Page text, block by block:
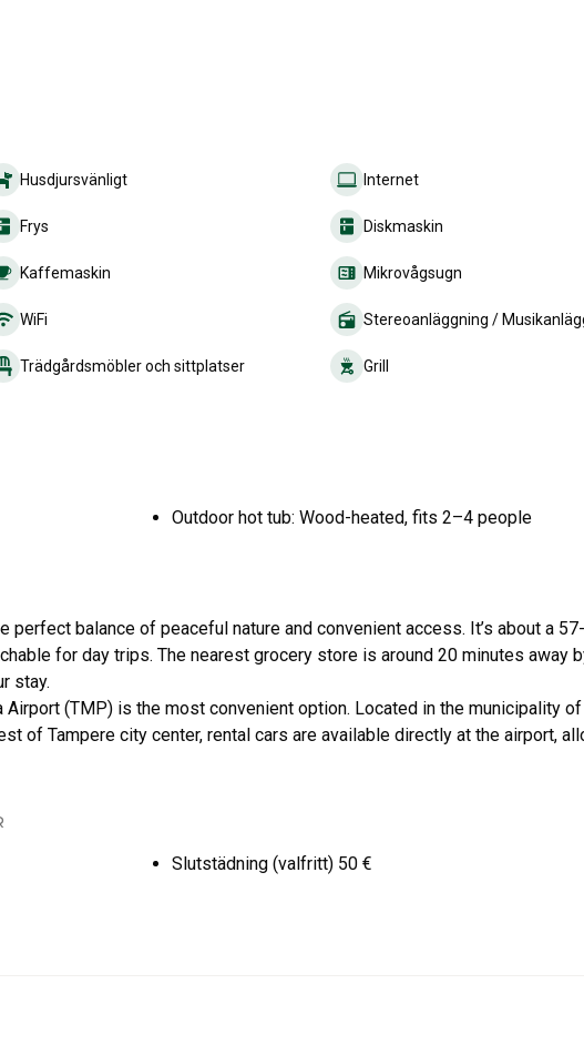
Husdjursvänligt Internet
Frys Diskmaskin
Kaffemaskin Mikrovågsugn
WiFi Stereoanläggning /
Trädgårdsmöbler och sittplatser Grill
Outdoor hot tub: Wood-heated, fits 2–4 people
balance of peaceful nature and convenient access. It’s about a
for day trips. The nearest grocery store is around 20 minutes away
stay.
Airport (TMP) is the most convenient option. Located in the municipality of
of Tampere city center, rental cars are available directly at the airport,
Slutstädning (valfritt) 50 €